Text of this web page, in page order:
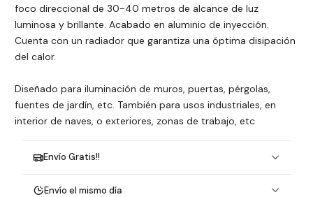
foco direccional de 30-40 metros de alcance de luz
luminosa y brillante. Acabado en aluminio de inyección.
Cuenta con un radiador que garantiza una óptima disipación
del calor.
Diseñado para iluminación de muros, puertas, pérgolas,
fuentes de jardín, etc. También para usos industriales, en
interior de naves, o exteriores, zonas de trabajo, etc
Envío Gratis!!
Envío el mismo día